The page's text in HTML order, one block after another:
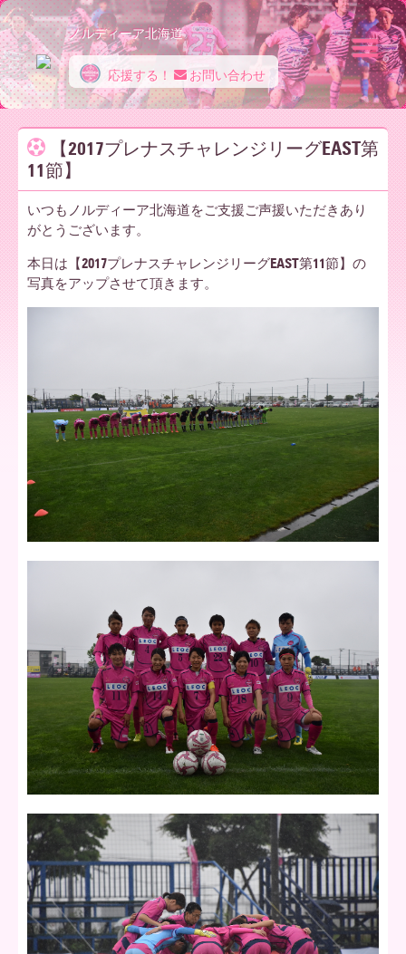
ノ
ル
デ
ー
ア
北
道
ノルディーア北海道
応援する！ お問い合わせ
【2017プレナスチャレンジリーグEAST第
11節】
いつもノルディーア北海道をご支援ご声援いただきあり
がとうございます。
本日は【2017プレナスチャレンジリーグEAST第11節】の
写真をアップさせて頂きます。